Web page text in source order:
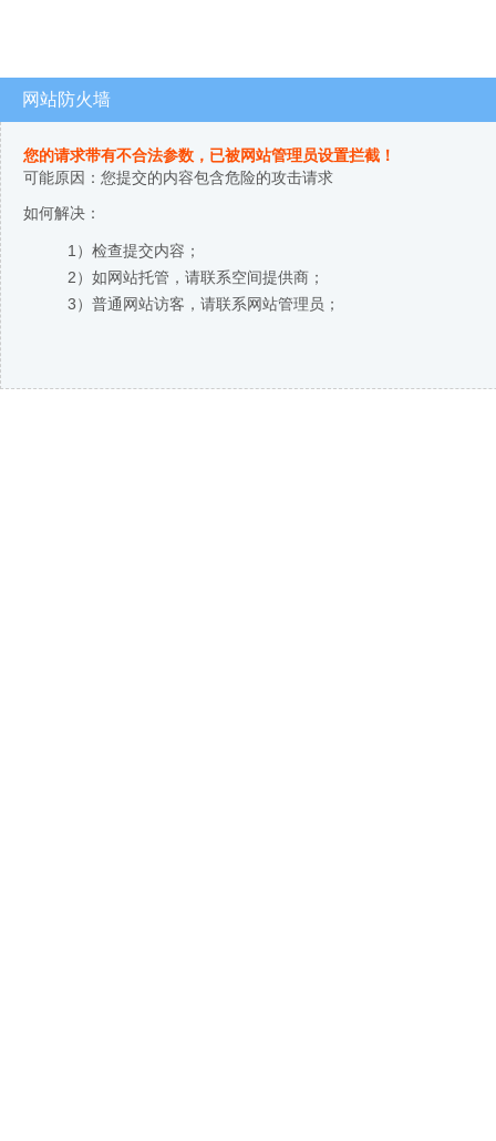
网站防火墙
您的请求带有不合法参数，已被网站管理员设置拦截！
可能原因：您提交的内容包含危险的攻击请求
如何解决：
1）检查提交内容；
2）如网站托管，请联系空间提供商；
3）普通网站访客，请联系网站管理员；